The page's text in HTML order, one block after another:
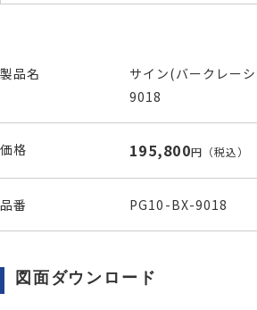
製品名
サイン(バークレー
9018
価格 195,800円 （税込）
品番 PG10-BX-9018
図面ダウンロード